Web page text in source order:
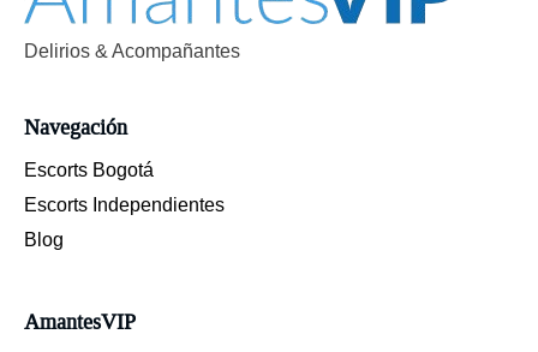
Delirios & Acompañantes
Navegación
Escorts Bogotá
Escorts Independientes
Blog
AmantesVIP